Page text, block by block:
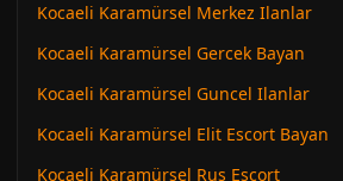
Kocaeli Karamürsel Merkez Ilanlar
Kocaeli Karamürsel Gercek Bayan
Kocaeli Karamürsel Guncel Ilanlar
Kocaeli Karamürsel Elit Escort Bayan
Kocaeli Karamürsel Rus Escort